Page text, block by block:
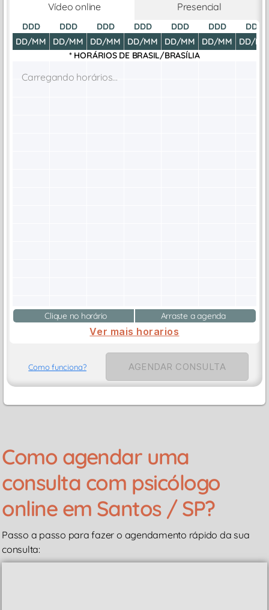
Vídeo online Presencial
DDD
DD/MM
DDD
DD/MM
DDD
DD/MM
DDD
DD/MM
DDD
DD/MM
DDD
DD/MM
DDD
DD/MM
* HORÁRIOS DE BRASIL/BRASÍLIA
Carregando horários...
Clique no horário Arraste a agenda
Ver mais horarios
Como funciona? AGENDAR CONSULTA
Como agendar uma
consulta com psicólogo
online em Santos / SP?
Passo a passo para fazer o agendamento rápido da sua
consulta: